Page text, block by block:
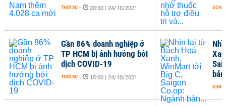
THỜI SỰ - 20:00 | 24/10/2021
Gần 86% doanh nghiệp ở
TP HCM bị ảnh hưởng bởi
dịch COVID-19
THỜI SỰ - 15:00 | 24/10/2021
KINH